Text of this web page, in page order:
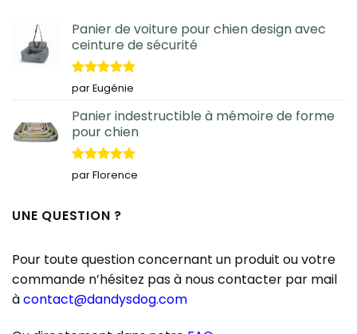
Panier de voiture pour chien design avec
ceinture de sécurité
Note5sur
5
par Eugénie
Panier indestructible à mémoire de forme
pour chien
Note5sur
5
par Florence
UNE QUESTION ?
Pour toute question concernant un produit ou votre
commande n’hésitez pas à nous contacter par mail
àcontact@dandysdog.com